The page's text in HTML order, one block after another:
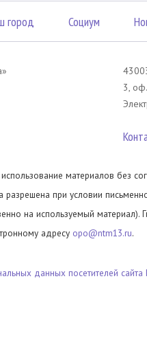
город Социум
3,
материалов без
при условии
на используемый материал).
адресу opo@ntm13.ru.
данных посетителей